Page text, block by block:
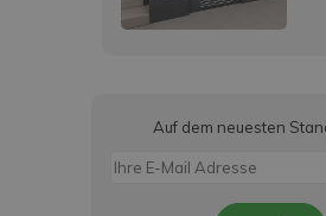
Auf dem neuesten